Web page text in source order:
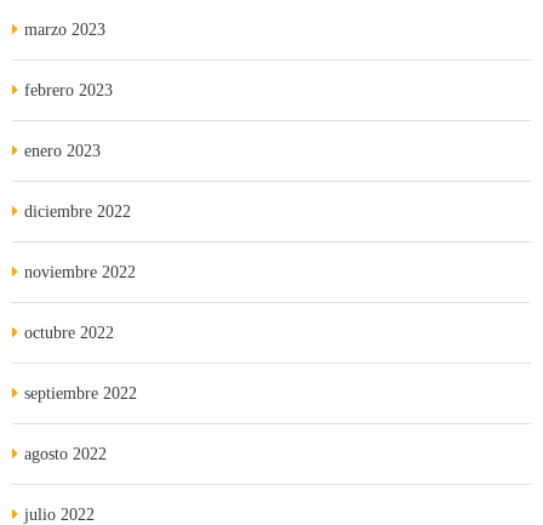
marzo 2023
febrero 2023
enero 2023
diciembre 2022
noviembre 2022
octubre 2022
septiembre 2022
agosto 2022
julio 2022